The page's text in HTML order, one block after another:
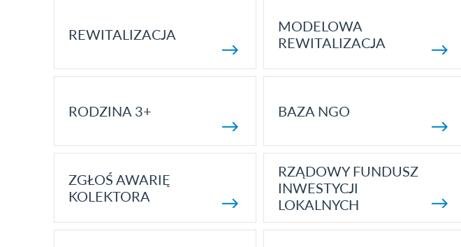
REWITALIZACJA
MODELOWA
REWITALIZACJA
RODZINA 3+ BAZA NGO
ZGŁOŚ AWARIĘ
KOLEKTORA
RZĄDOWY FUNDUSZ
INWESTYCJI
LOKALNYCH